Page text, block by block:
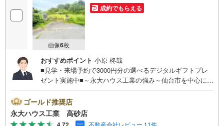
画像6枚
成約でもらえる
おすすめポイント 小原 柊哉
■見学・来場予約で3000円分の選べるデジタルギフトプレ
ゼント実施中■～永大ハウス工業の強み～仙台市を中心に宮
く2つに分けてご紹介！1.＜豊富な不動産知識＞戸建・マン
ション・土地...と種別を問わず不動産を取り扱っておりま
す。更に教育施設や商業施設、子育て環境や行政などの地
ゴールド推奨店
永大ハウス工業 高砂店